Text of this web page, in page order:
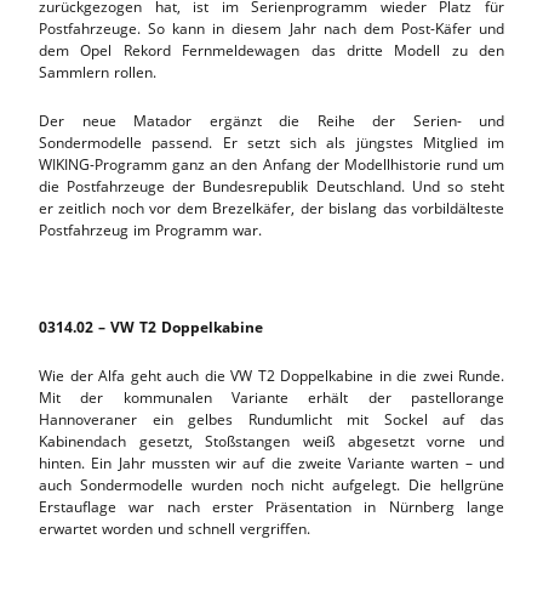
zurückgezogen hat, ist im Serienprogramm wieder Platz für
Postfahrzeuge. So kann in diesem Jahr nach dem Post-Käfer und
dem Opel Rekord Fernmeldewagen das dritte Modell zu den
Sammlern rollen.
Der neue Matador ergänzt die Reihe der Serien- und
Sondermodelle passend. Er setzt sich als jüngstes Mitglied im
WIKING-Programm ganz an den Anfang der Modellhistorie rund um
die Postfahrzeuge der Bundesrepublik Deutschland. Und so steht
er zeitlich noch vor dem Brezelkäfer, der bislang das vorbildälteste
Postfahrzeug im Programm war.
0314.02 – VW T2 Doppelkabine
Wie der Alfa geht auch die VW T2 Doppelkabine in die zwei Runde.
Mit der kommunalen Variante erhält der pastellorange
Hannoveraner ein gelbes Rundumlicht mit Sockel auf das
Kabinendach gesetzt, Stoßstangen weiß abgesetzt vorne und
hinten. Ein Jahr mussten wir auf die zweite Variante warten – und
auch Sondermodelle wurden noch nicht aufgelegt. Die hellgrüne
Erstauflage war nach erster Präsentation in Nürnberg lange
erwartet worden und schnell vergriffen.